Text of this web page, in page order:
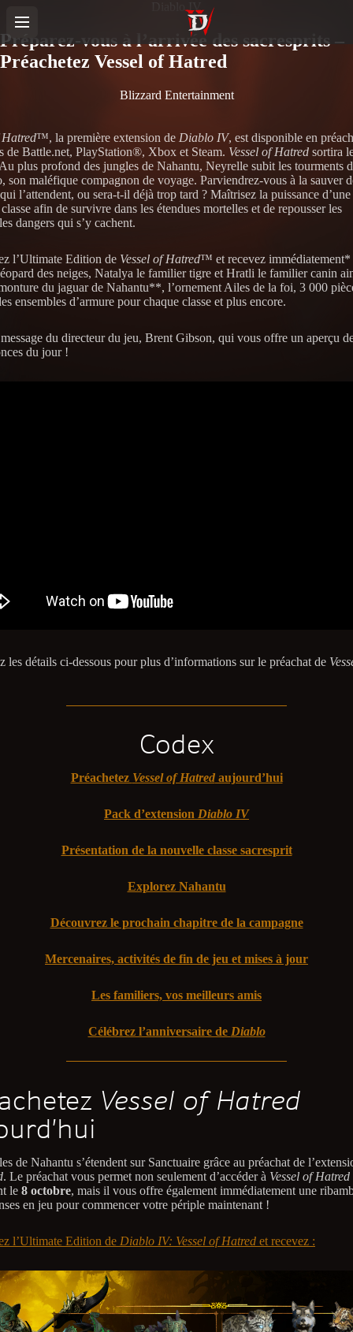
Diablo IV
Préparez-vous à l’arrivée des sacresprits –
Préachetez Vessel of Hatred
Blizzard Entertainment
Hatred™, la première extension de Diablo IV, est disponible en
de Battle.net, PlayStation®, Xbox et Steam. Vessel of Hatred sortira
plus profond des jungles de Nahantu, Neyrelle subit les tourments
son maléfique compagnon de voyage. Parviendrez-vous à la sauver
l’attendent, ou sera-t-il déjà trop tard ? Maîtrisez la puissance
afin de survivre dans les étendues mortelles et de repousser les
dangers qui s’y cachent.
l’Ultimate Edition de Vessel of Hatred™ et recevez
des neiges, Natalya le familier tigre et Hratli le familier canin
du jaguar de Nahantu**, l’ornement Ailes de la foi, 3 000
ensembles d’armure pour chaque classe et plus encore.
du directeur du jeu, Brent Gibson, qui vous offre un aperçu
du jour !
les détails ci-dessous pour plus d’informations sur le préachat de
Codex
Préachetez Vessel of Hatredaujourd’hui
Pack d’extension Diablo IV
Présentation de la nouvelle classe sacresprit
Explorez Nahantu
Découvrez le prochain chapitre de la campagne
Mercenaires, activités de fin de jeu et mises à jour
Les familiers, vos meilleurs amis
Célébrez l’anniversaire de Diablo
Vessel of Hatred
de Nahantu s’étendent sur Sanctuaire grâce au préachat de
. Le préachat vous permet non seulement d’accéder à Vessel of Hatred
le 8 octobre, mais il vous offre également immédiatement une
en jeu pour commencer votre périple maintenant !
l’Ultimate Edition de Diablo IV: Vessel of Hatred et recevez :